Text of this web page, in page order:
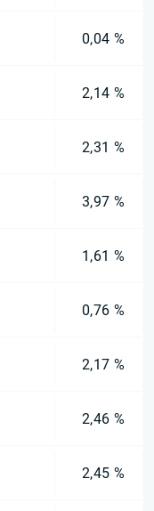
0,04 %
2,14 %
2,31 %
3,97 %
1,61 %
0,76 %
2,17 %
2,46 %
2,45 %